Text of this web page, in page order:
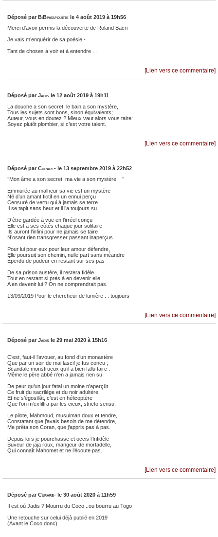
Déposé par BiBpatapouète le 4 août 2019 à 19h56
Merci d’avoir permis la découverte de Roland Bacri -
Je vais m’enquérir de sa poésie -
Tant de choses à voir et à entendre . .
[Lien vers ce commentaire]
Déposé par Jadis le 12 août 2019 à 19h11
La douche a son secret, le bain a son mystère,
Tous les sujets sont bons, sinon équivalents;
Auteur, vous en doutez ? Mieux vaut alors vous taire:
Soyez plutôt plombier, si c’est votre talent.
[Lien vers ce commentaire]
Déposé par Curare- le 13 septembre 2019 à 22h52
’’Mon âme a son secret, ma vie a son mystère. . ’’
Emmurée au malheur sa vie est un mystère
Né d’un amant fictif en un ennui perçu
Censuré de vertu qui à jamais se terre
Il se tapit sans heur et il l’a toujours su
D’être gardée à vue en l’irréel conçu
Elle est à ses côtés chaque jour solitaire
Ils auront l’infini pour ne jamais se taire
N’osant rien transgresser passant inaperçus
Pour lui pour eux pour leur amour défendre,
Elle poursuit son chemin, nulle part sans méandre
Éperdu de pudeur en restant sur ses pas
De sa prison austère, il restera fidèle
Tout en restant si près à en devenir elle
A en devenir lui ? On ne comprendrait pas.
13/09/2019 Pour le chercheur de lumière . . toujours
[Lien vers ce commentaire]
Déposé par Jadis le 29 mai 2020 à 15h16
C’est, faut-il l’avouer, au fond d’un monastère
Que par un soir de mai lascif je fus conçu ;
Scandale monstrueux qu’il a bien fallu taire :
Même le père abbé n’en a jamais rien su.
De peur qu’un jour fatal un moine n’aperçût
Ce fruit du sacrilège et du noir adultère
Et ne s’égosillât, c’est en hélicoptère
Que l’on m’exfiltra par les cieux, stricto sensu.
Le pilote, Mahmoud, musulman doux et tendre,
Constatant que j’avais besoin de me détendre,
Me prêta son Coran, que j’appris pas à pas.
Depuis lors je pourchasse et occis l’Infidèle
Buveur de jaja roux, mangeur de mortadelle,
Qui connaît Mahomet et ne l’écoute pas.
[Lien vers ce commentaire]
Déposé par Curare- le 30 août 2020 à 11h59
Il est où Jadis ? Mourru du Coco ..ou bourru au Togo
Une retouche sur celui déjà publié en 2019
(Avant le Coco donc)